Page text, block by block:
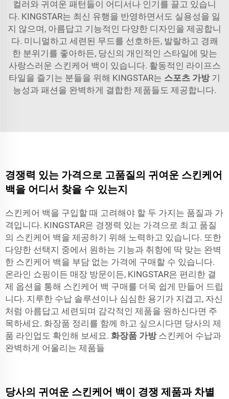
컬러와 귀여운 패턴들이 어디서나 인기를 끌고 있습니
다. KINGSTAR는 최신 유행을 반영하면서도 실용성을 잃
지 않으며, 아름답고 기능적인 다양한 디자인을 제공합니
다. 미니멀하고 세련된 무드를 선호하든, 발랄하고 경쾌
한 분위기를 좋아하든, 당신의 개인적인 스타일에 맞는
사랑스러운 스킨케어 백이 있습니다. 활동적인 라이프스
타일을 즐기는 분들을 위해 KINGSTAR는 스포츠 가방 기
능성과 패션을 완벽하게 결합한 제품들도 제공합니다.
경쟁력 있는 가격으로 고품질의 귀여운 스킨케어
백을 어디서 찾을 수 있는지
스킨케어 백을 구입할 때 고려해야 할 두 가지는 품질과 가
격입니다. KINGSTAR은 경쟁력 있는 가격으로 최고 품질
의 스킨케어 백을 제공하기 위해 노력하고 있습니다. 또한
다양한 선택지 중에서 원하는 기능과 취향에 딱 맞는 완벽
한 스킨케어 백을 부담 없는 가격에 구매할 수 있습니다.
온라인 쇼핑이든 매장 방문이든, KINGSTAR은 편리한 결
제 옵션을 통해 스킨케어 백 구매를 더욱 쉽게 만들어 드립
니다. 지루한 수납 솔루션이나 심심한 용기가 지겹고, 자신
처럼 아름답고 세련되며 감각적인 제품을 원하신다면 주
목하세요. 화장품 정리를 함께 하고 싶으시다면 당사의 제
품 라인업도 확인해 보세요. 화장품 가방 스킨케어 수납과
완벽하게 어울리는 제품들
당사의 귀여운 스킨케어 백이 경쟁 제품과 차별